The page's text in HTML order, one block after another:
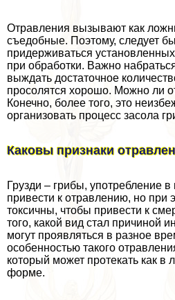
Отравления вызывают как
съедобные. Поэтому, следует
придерживаться
при обработки. Важно
выждать достаточное
просолятся хорошо. Можно ли
Конечно, более того, это
организовать процесс засола
Каковы признаки
Грузди – грибы, употрeбление
привести к отравлению, но при
токсичны, чтобы привести к
того, какой вид стал причиной
могут проявляться в разное
особенностью такого
который может протекать как в
форме.